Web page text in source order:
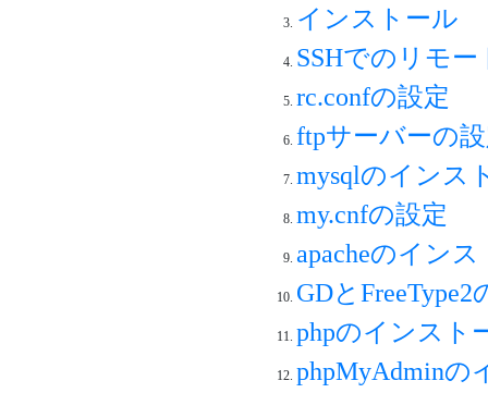
インストール
SSHでのリモー
rc.confの設定
ftpサーバーの
mysqlのインス
my.cnfの設定
apacheのイン
GDと
phpのインスト
phpMyAdminの